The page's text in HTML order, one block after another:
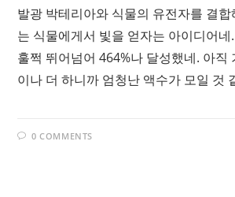
발광 박테리아와 식물의 유전자를 결
는 식물에게서 빛을 얻자는 아이디어
훌쩍 뛰어넘어 464%나 달성했네. 아직
이나 더 하니까 엄청난 액수가 모일 것
0 COMMENTS